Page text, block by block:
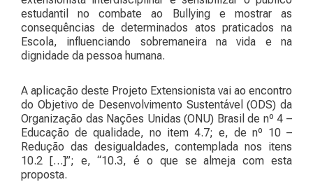
estudantil no combate ao Bullying e mostrar as
consequências de determinados atos praticados na
Escola, influenciando sobremaneira na vida e na
dignidade da pessoa humana.
A aplicação deste Projeto Extensionista vai ao encontro
do Objetivo de Desenvolvimento Sustentável (ODS) da
Organização das Nações Unidas (ONU) Brasil de nº 4 –
Educação de qualidade, no item 4.7; e, de nº 10 –
Redução das desigualdades, contemplada nos itens
10.2 […]”; e, “10.3, é o que se almeja com esta
proposta.